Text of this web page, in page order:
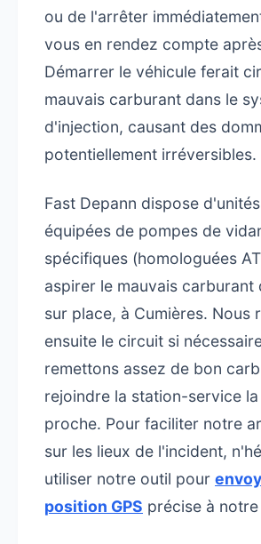
ou de l'arrêter
vous en rendez compte
Démarrer le véhicule ferait
mauvais carburant dans le
d'injection, causant des
potentiellement irréversibles.
Fast Depann dispose
équipées de pompes de
spécifiques (homologuées
aspirer le mauvais carburant
sur place, à Cumières. Nous
ensuite le circuit si
remettons assez de bon
rejoindre la station-service
proche. Pour faciliter notre
sur les lieux de l'incident,
utiliser notre outil pour
position GPS précise à